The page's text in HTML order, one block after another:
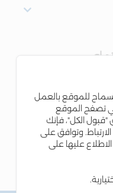
للموقع بالعمل
تصفح الموقع
"قبول الكل"، فإنك
وتوافق على
عليها على